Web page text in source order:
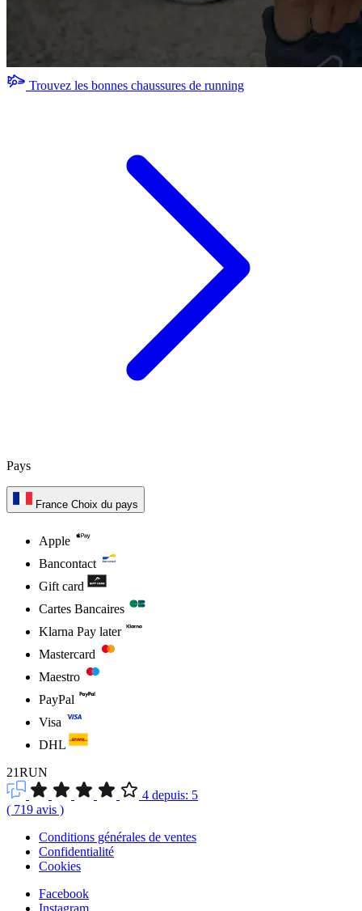
Trouvez les bonnes chaussures de running
Pays
France Choix du pays
Apple
Bancontact
Gift card
Cartes Bancaires
Klarna Pay later
Mastercard
Maestro
PayPal
Visa
DHL
21RUN
4 depuis: 5
( 719 avis )
Conditions générales de ventes
Confidentialité
Cookies
Facebook